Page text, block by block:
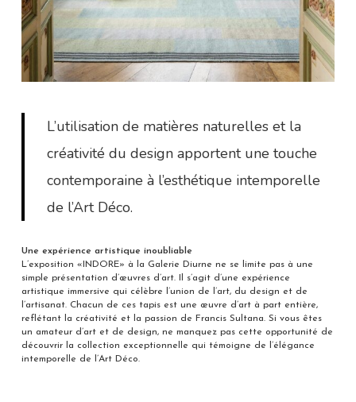
L’utilisation de matières naturelles et la
créativité du design apportent une touche
contemporaine à l’esthétique intemporelle
de l’Art Déco.
Une expérience artistique inoubliable
L’exposition «INDORE» à la Galerie Diurne ne se limite pas à une
simple présentation d’œuvres d’art. Il s’agit d’une expérience
artistique immersive qui célèbre l’union de l’art, du design et de
l’artisanat. Chacun de ces tapis est une œuvre d’art à part entière,
reflétant la créativité et la passion de Francis Sultana. Si vous êtes
un amateur d’art et de design, ne manquez pas cette opportunité de
découvrir la collection exceptionnelle qui témoigne de l’élégance
intemporelle de l’Art Déco.